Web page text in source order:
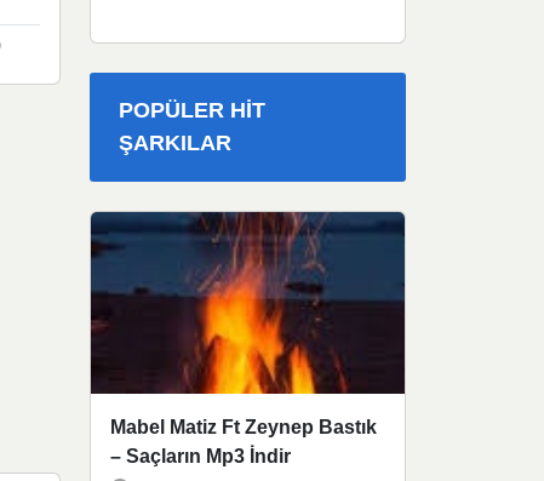
POPÜLER HIT
ŞARKILAR
Mabel Matiz Ft Zeynep Bastık
– Saçların Mp3 İndir